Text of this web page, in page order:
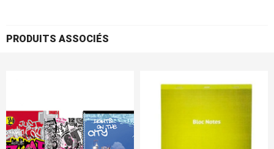
PRODUITS ASSOCIÉS